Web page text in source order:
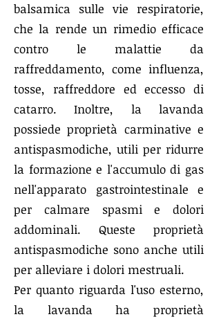
balsamica sulle vie respiratorie,
che la rende un rimedio efficace
contro le malattie da
raffreddamento, come influenza,
tosse, raffreddore ed eccesso di
catarro. Inoltre, la lavanda
possiede proprietà carminative e
antispasmodiche, utili per ridurre
la formazione e l'accumulo di gas
nell'apparato gastrointestinale e
per calmare spasmi e dolori
addominali. Queste proprietà
antispasmodiche sono anche utili
per alleviare i dolori mestruali.
Per quanto riguarda l'uso esterno,
la lavanda ha proprietà